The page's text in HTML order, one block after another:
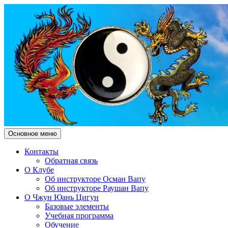
Чжун Юань Цигун Клуб
Поиск
Основное меню Перейти
к
Контакты
Обратная связь
О Клубе
Об инструкторе Осман Вапу
Об инструкторе Раушан Вапу
О Чжун Юань Цигун
Базовые элементы
Учебная программа
Обучение